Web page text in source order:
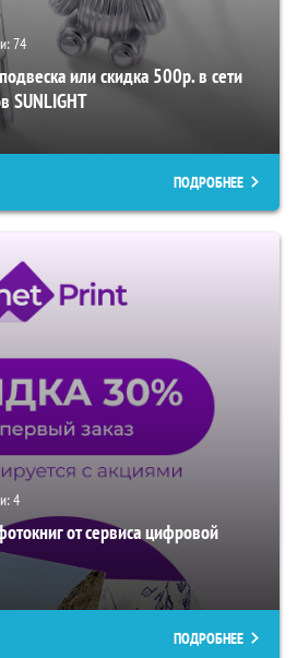
74
или скидка 500р. в сети
SUNLIGHT
ПОДРОБНЕЕ
4
от сервиса цифровой
ПОДРОБНЕЕ